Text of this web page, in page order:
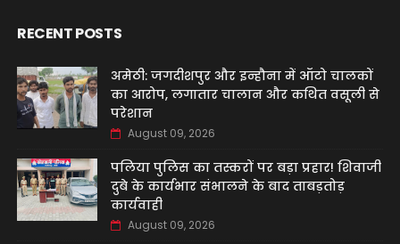
RECENT POSTS
अमेठी: जगदीशपुर और इन्हौना में ऑटो चालकों
का आरोप, लगातार चालान और कथित वसूली से
परेशान
August 09, 2026
पलिया पुलिस का तस्करों पर बड़ा प्रहार! शिवाजी
दुबे के कार्यभार संभालने के बाद ताबड़तोड़
कार्यवाही
August 09, 2026